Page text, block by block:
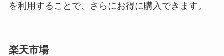
を利用することで、さらにお得に購入できます。
楽天市場